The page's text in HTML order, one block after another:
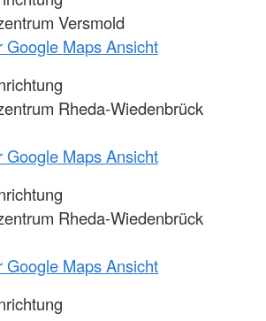
Versmold
Google Maps Ansicht
Rheda-Wiedenbrück
Google Maps Ansicht
Rheda-Wiedenbrück
Google Maps Ansicht